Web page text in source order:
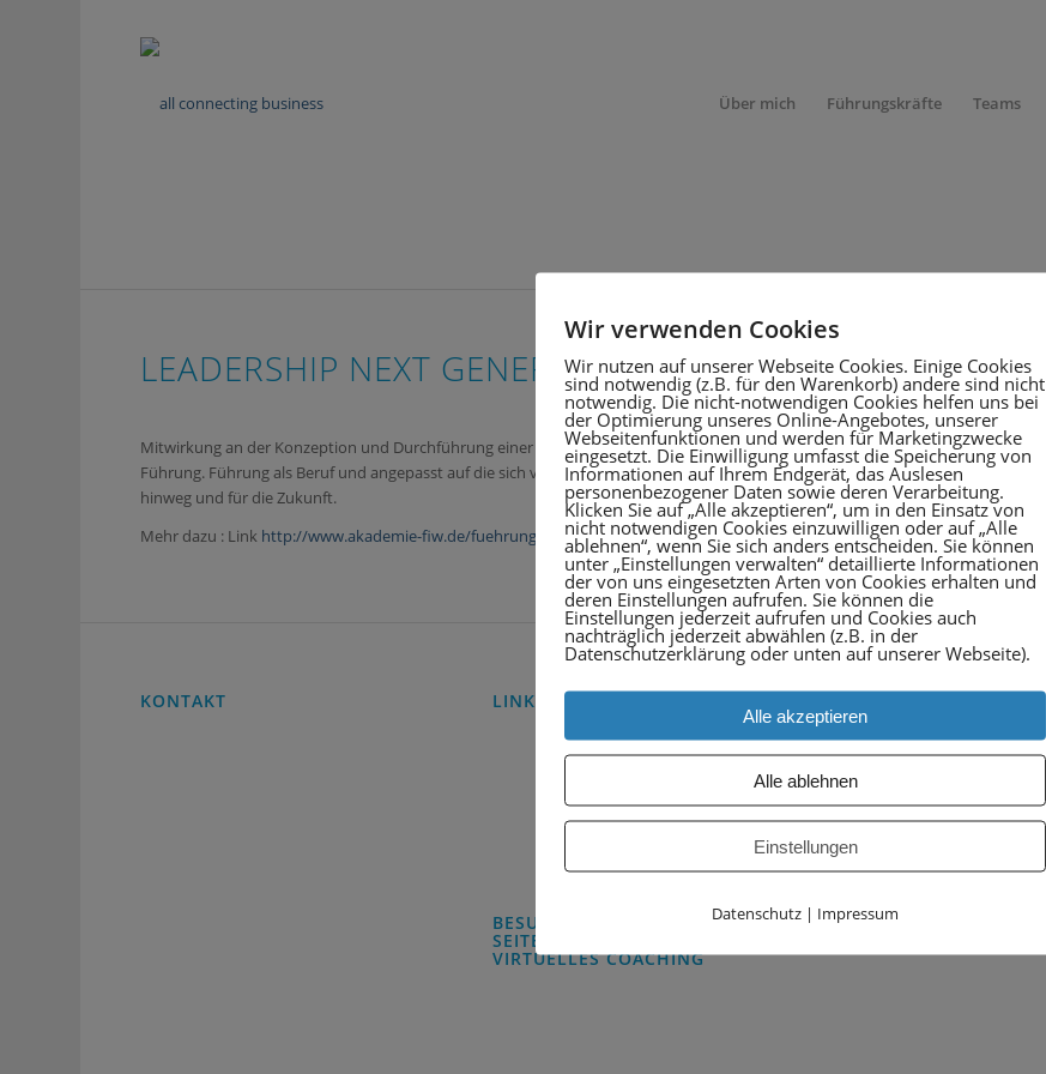
Über mich Führungskräfte Teams
LEADERSHIP NEXT GENERATION
Mitwirkung an der Konzeption und Durchführung einer 18-tägigen Führungskräfteausbildung für klare und kraftvolle
Führung. Führung als Beruf und angepasst auf die sich verändernden Ansprüche an Führung über die Generationen
hinweg und für die Zukunft.
Mehr dazu : Link http://www.akademie-fiw.de/fuehrungskraefteausbildung/
KONTAKT LINKS
Datenschutz
BESUCHEN SIE AUCH MEINE
SEITE ZUM THEMA
VIRTUELLES COACHING
Beratung
Change Prozess Begleitung
Moderation
Training
Teamentwicklung
Persönlickeitsentwickung
Wir verwenden Cookies
Wir nutzen auf unserer Webseite Cookies. Einige Cookies
sind notwendig (z.B. für den Warenkorb) andere sind nicht
notwendig. Die nicht-notwendigen Cookies helfen uns bei
der Optimierung unseres Online-Angebotes, unserer
Webseitenfunktionen und werden für Marketingzwecke
eingesetzt. Die Einwilligung umfasst die Speicherung von
Informationen auf Ihrem Endgerät, das Auslesen
personenbezogener Daten sowie deren Verarbeitung.
Klicken Sie auf „Alle akzeptieren“, um in den Einsatz von
nicht notwendigen Cookies einzuwilligen oder auf „Alle
ablehnen“, wenn Sie sich anders entscheiden. Sie können
unter „Einstellungen verwalten“ detaillierte Informationen
der von uns eingesetzten Arten von Cookies erhalten und
deren Einstellungen aufrufen. Sie können die
Einstellungen jederzeit aufrufen und Cookies auch
nachträglich jederzeit abwählen (z.B. in der
Datenschutzerklärung oder unten auf unserer Webseite).
Alle akzeptieren
Alle ablehnen
Einstellungen
Datenschutz | Impressum